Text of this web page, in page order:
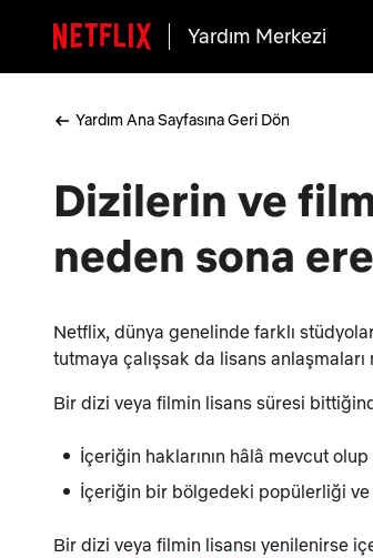
Yardım Merkezi
Yardım Ana Sayfasına Geri Dön
Dizilerin ve
neden sona
Netflix, dünya genelinde farklı
tutmaya çalışsak da lisans
Bir dizi veya filmin lisans süresi
İçeriğin haklarının hâlâ mevcut olup
İçeriğin bir bölgedeki popülerliği ve
Bir dizi veya filmin lisansı yenilenirse